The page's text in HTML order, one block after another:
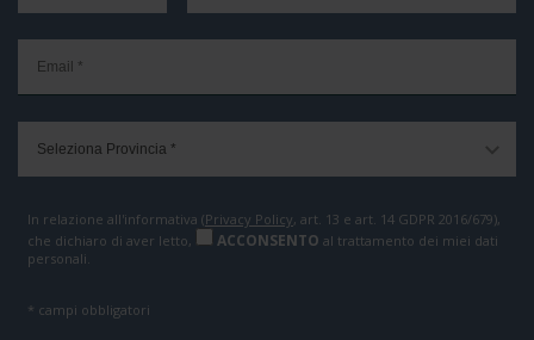
In relazione all'informativa (Privacy Policy, art. 13 e art. 14 GDPR 2016/679),
che dichiaro di aver letto,
ACCONSENTO al trattamento dei miei dati
personali.
* campi obbligatori